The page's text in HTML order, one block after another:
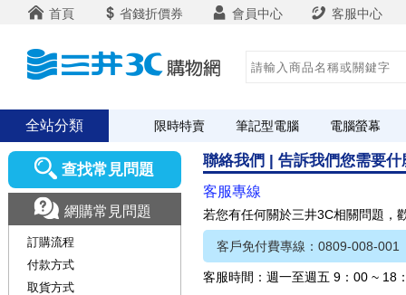
首頁 省錢折價券 會員中心 客服中心
全站分類 限時特賣 筆記型電腦 電腦螢幕
聯絡我們 | 告訴我們您需要什
客服專線
若您有任何關於三井3C相關問題，
客戶免付費專線：0809-008-001
客服時間：週一至週五 9：00 ~ 18
查找常見問題
網購常見問題
訂購流程
付款方式
取貨方式